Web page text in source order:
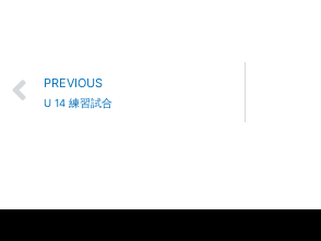
PREVIOUS
U 14 練習試合